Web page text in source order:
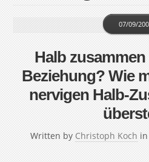
Halb
Beziehung? Wie
nervigen Halb-
Written by Christoph Koch
07/09/
in